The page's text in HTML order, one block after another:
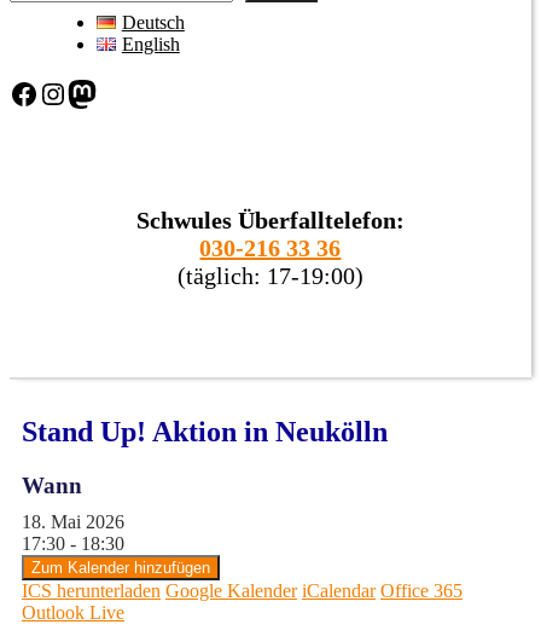
Deutsch
English
Facebook Instagram Mastodon
Schwules Überfalltelefon:
030-216 33 36
(täglich: 17-19:00)
Stand Up! Aktion in Neukölln
Wann
18. Mai 2026
17:30 - 18:30
Zum Kalender hinzufügen
ICS herunterladen Google Kalender iCalendar Office 365
Outlook Live